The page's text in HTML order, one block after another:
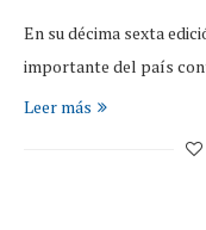
En su décima sexta
importante del país
Leer más